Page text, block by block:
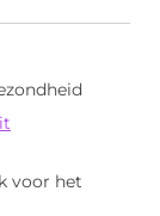
voor het